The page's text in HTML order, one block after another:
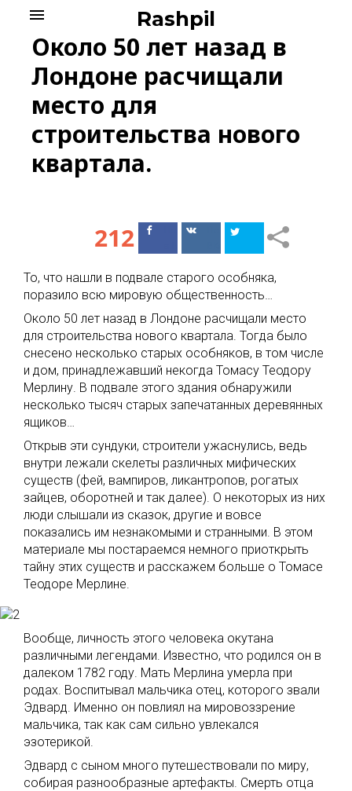
content
Rashpil
menu
Около 50 лет назад в
Лондоне расчищали
место для
строительства нового
квартала.
212
ПоделитьсяПоделиться
То, что нашли в подвале старого особняка,
поразило всю мировую общественность…
Около 50 лет назад в Лондоне расчищали место
для строительства нового квартала. Тогда было
снесено несколько старых особняков, в том числе
и дом, принадлежавший некогда Томасу Теодору
Мерлину. В подвале этого здания обнаружили
несколько тысяч старых запечатанных деревянных
ящиков…
Открыв эти сундуки, строители ужаснулись, ведь
внутри лежали скелеты различных мифических
существ (фей, вампиров, ликантропов, рогатых
зайцев, оборотней и так далее). О некоторых из них
люди слышали из сказок, другие и вовсе
показались им незнакомыми и странными. В этом
материале мы постараемся немного приоткрыть
тайну этих существ и расскажем больше о Томасе
Теодоре Мерлине.
Вообще, личность этого человека окутана
различными легендами. Известно, что родился он в
далеком 1782 году. Мать Мерлина умерла при
родах. Воспитывал мальчика отец, которого звали
Эдвард. Именно он повлиял на мировоззрение
мальчика, так как сам сильно увлекался
эзотерикой.
Эдвард с сыном много путешествовали по миру,
собирая разнообразные артефакты. Смерть отца